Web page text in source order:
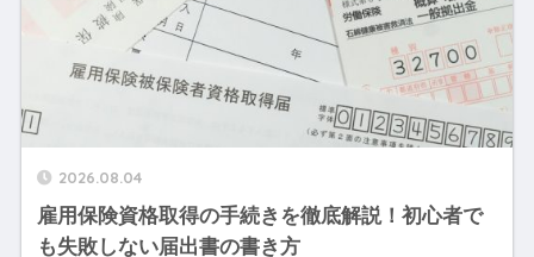
2026.08.04
雇用保険資格取得の手続きを徹底解説！初心者で
も失敗しない届出書の書き方